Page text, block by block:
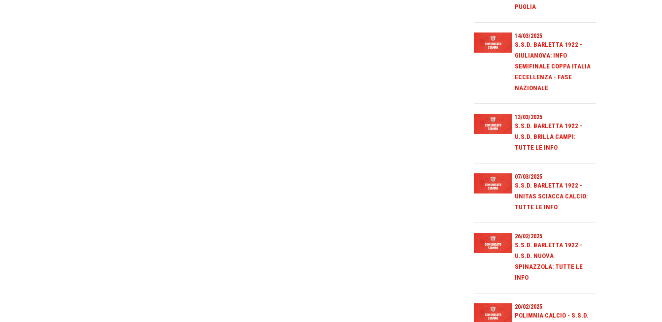
PUGLIA
14/03/2025
S.S.D. BARLETTA 1922 -
GIULIANOVA: INFO
SEMIFINALE COPPA ITALIA
ECCELLENZA - FASE
NAZIONALE
13/03/2025
S.S.D. BARLETTA 1922 -
U.S.D. BRILLA CAMPI:
TUTTE LE INFO
07/03/2025
S.S.D. BARLETTA 1922 -
UNITAS SCIACCA CALCIO:
TUTTE LE INFO
26/02/2025
S.S.D. BARLETTA 1922 -
U.S.D. NUOVA
SPINAZZOLA: TUTTE LE
INFO
20/02/2025
POLIMNIA CALCIO - S.S.D.